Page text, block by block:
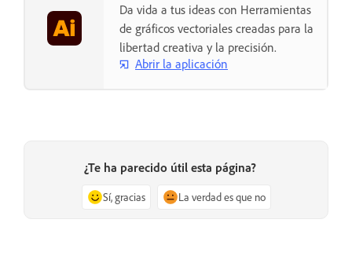
Da vida a tus ideas con Herramientas
de gráficos vectoriales creadas para la
libertad creativa y la precisión.
Abrir la aplicación
¿Te ha parecido útil esta página?
Sí, gracias La verdad es que no